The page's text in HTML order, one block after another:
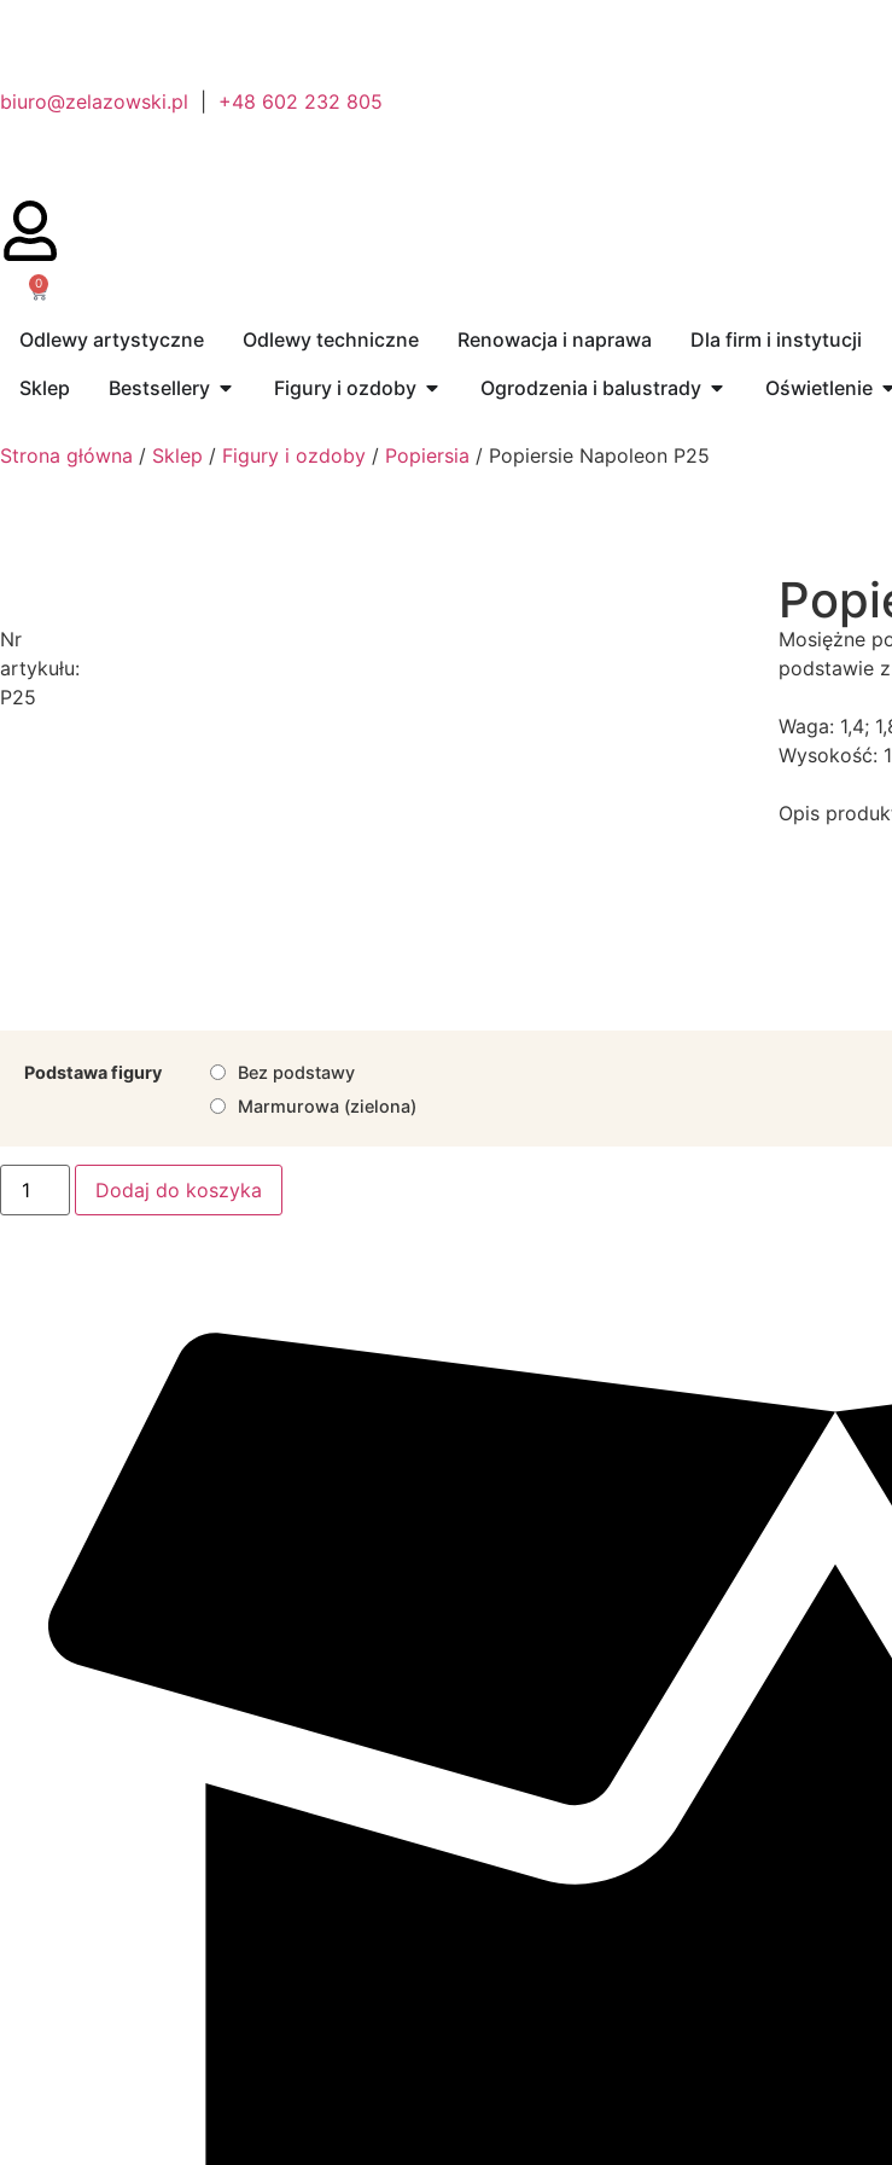
biuro@zelazowski.pl +48 602 232 805
0
Odlewy artystyczne Odlewy techniczne Renowacja i naprawa Dla firm i instytucji
Sklep
Bestsellery Figury i ozdoby Ogrodzenia i balustrady Oświetlenie
Strona główna / Sklep / Figury i ozdoby / Popiersia / Popiersie Napoleon P25
Nr
artykułu:
P25
Mosiężne
podstawie
Waga: 1,4;
Wysokość:
Opis
Podstawa figury
Bez podstawy
Marmurowa (zielona)
Dodaj do koszyka